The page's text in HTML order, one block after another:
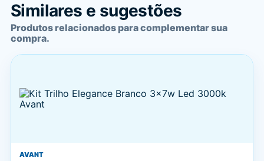
Similares e sugestões
Produtos relacionados para complementar sua
compra.
AVANT